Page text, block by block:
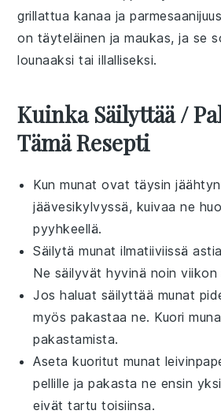
grillattua kanaa ja
on täyteläinen ja maukas, ja se
lounaaksi taiillalliseksi.
Kuinka Säilyttää /
Tämä Resepti
Kunmunat ovat täysin
jäävesikylvyssä, kuivaa ne
pyyhkeellä.
Säilytämunat ilmatiiviissä
Ne säilyvät hyvinä noin viikon
Jos haluat säilyttää munat
myös pakastaa ne. Kuori
pakastamista.
Aseta kuoritut munat
pellille ja pakasta ne ensin
eivät tartu toisiinsa.